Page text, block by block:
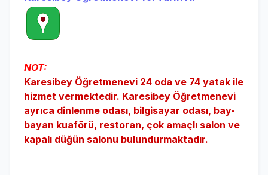
NOT:
Karesibey Öğretmenevi 24 oda ve 74 yatak ile
hizmet vermektedir. Karesibey Öğretmenevi
ayrıca dinlenme odası, bilgisayar odası, bay-
bayan kuaförü, restoran, çok amaçlı salon ve
kapalı düğün salonu bulundurmaktadır.